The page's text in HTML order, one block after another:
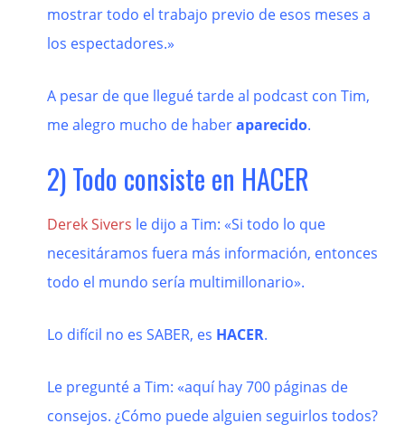
mostrar todo el trabajo previo de esos meses a
los espectadores.»
A pesar de que llegué tarde al podcast con Tim,
me alegro mucho de haberaparecido.
2) Todo consiste en HACER
Derek Sivers le dijo a Tim: «Si todo lo que
necesitáramos fuera más información, entonces
todo el mundo sería multimillonario».
Lo difícil no es SABER, es HACER.
Le pregunté a Tim: «aquí hay 700 páginas de
consejos. ¿Cómo puede alguien seguirlos todos?